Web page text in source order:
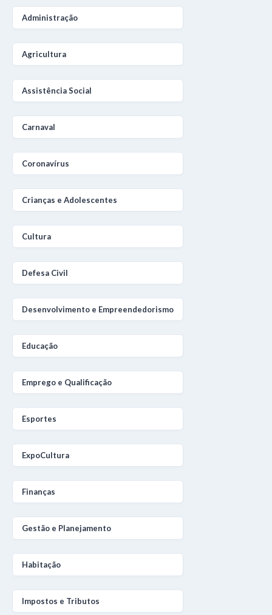
Administração
Agricultura
Assistência Social
Carnaval
Coronavírus
Crianças e Adolescentes
Cultura
Defesa Civil
Desenvolvimento e Empreendedorismo
Educação
Emprego e Qualificação
Esportes
ExpoCultura
Finanças
Gestão e Planejamento
Habitação
Impostos e Tributos